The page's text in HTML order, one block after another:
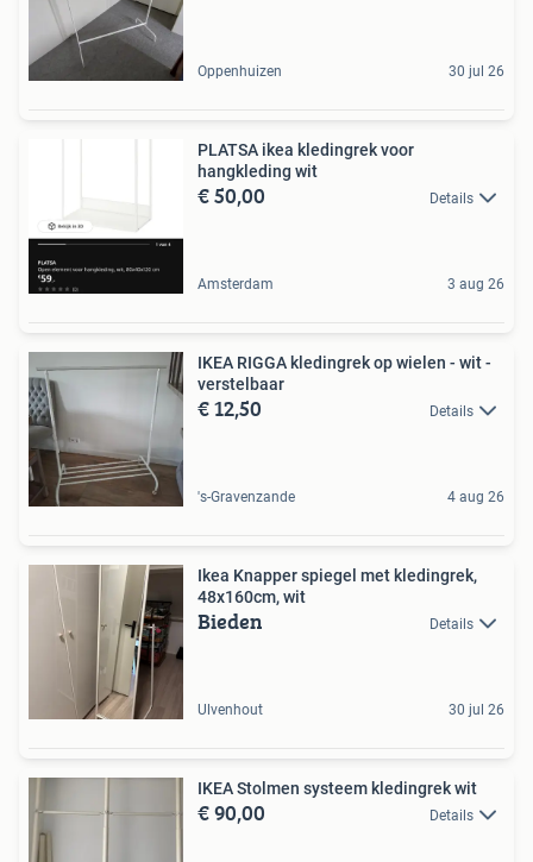
Oppenhuizen 30 jul 26
PLATSA ikea kledingrek voor
hangkleding wit
€ 50,00 Details
Amsterdam 3 aug 26
IKEA RIGGA kledingrek op wielen - wit -
verstelbaar
€ 12,50 Details
's-Gravenzande 4 aug 26
Ikea Knapper spiegel met kledingrek,
48x160cm, wit
Bieden Details
Ulvenhout 30 jul 26
IKEA Stolmen systeem kledingrek wit
€ 90,00 Details